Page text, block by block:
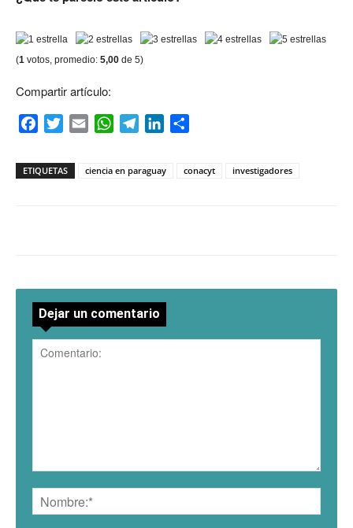
(1 votos, promedio: 5,00 de 5)
Compartir artículo:
FacebookTwitterEmail WhatsAppTelegramLinkedIn
ETIQUETAS ciencia en paraguay conacyt investigadores
Dejar un comentario